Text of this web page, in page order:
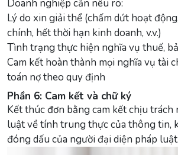
Doanh nghiệp cần nêu rõ:
Lý do xin giải thể (chấm dứt hoạt
chính, hết thời hạn kinh doanh, v.v.)
Tình trạng thực hiện nghĩa vụ thuế,
Cam kết hoàn thành mọi nghĩa vụ tài
toán nợ theo quy định
Phần 6: Cam kết và chữ ký
Kết thúc đơn bằng cam kết chịu trách
luật về tính trung thực của thông tin,
đóng dấu của người đại diện pháp luật.